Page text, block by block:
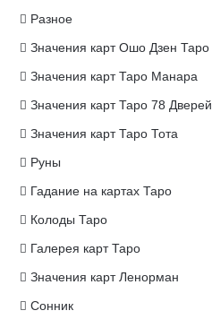
Разное
Значения карт Ошо Дзен Таро
Значения карт Таро Манара
Значения карт Таро 78 Дверей
Значения карт Таро Тота
Руны
Гадание на картах Таро
Колоды Таро
Галерея карт Таро
Значения карт Ленорман
Сонник